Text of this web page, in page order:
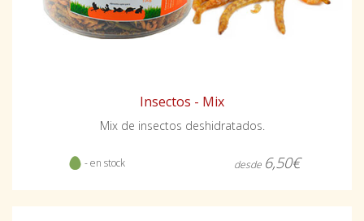
Insectos - Mix
Mix de insectos deshidratados.
- en stock desde 6,50€